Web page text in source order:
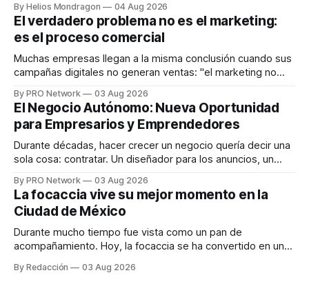
dispositivos inteligentes, inteligencia artificial y monitoreo
en tiempo real para ayudar a las personas a tomar mejores
decisiones sobre su salud metabólica. Su propuesta busca
responder
By Helios Mondragon 04 Aug 2026
El verdadero problema no es el marketing:
es el proceso comercial
Muchas empresas llegan a la misma conclusión cuando sus
campañas digitales no generan ventas: "el marketing no
INTERIUS, el problema suele estar en otro lugar. Durante
una entrevista para el podcast SER PRO, el especialista en
marketing digital explicó que
By PRO Network 03 Aug 2026
El Negocio Autónomo: Nueva Oportunidad
para Empresarios y Emprendedores
Durante décadas, hacer crecer un negocio quería decir una
sola cosa: contratar. Un diseñador para los anuncios, un
para los textos, alguien que supiera de publicidad digital
para encontrar prospectos, un vendedor para atender
llamadas y mensajes, y —con suerte— una persona
By PRO Network 03 Aug 2026
La focaccia vive su mejor momento en la
Ciudad de México
Durante mucho tiempo fue vista como un pan de
acompañamiento. Hoy, la focaccia se ha convertido en uno
artesanal, ingredientes de calidad y experiencias que
By Redacción 03 Aug 2026